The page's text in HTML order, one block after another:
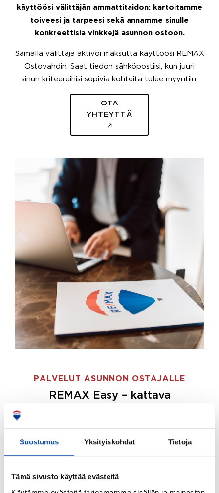
Suostumus Yksityiskohdat Tietoja
Tämä sivusto käyttää evästeitä
käyttöösi välittäjän ammattitaidon: kartoitamme
toiveesi ja tarpeesi sekä annamme sinulle
konkreettisia vinkkejä asunnon ostoon.
Samalla välittäjä aktivoi maksutta käyttöösi REMAX
Ostovahdin. Saat tiedon sähköpostiisi, kun juuri
sinun kriteereihisi sopivia kohteita tulee myyntiin.
OTA
YHTEYTTÄ
PALVELUT ASUNNON OSTAJALLE
REMAX Easy – kattava
ostajille.
Tee ostotoimeksianto ja etsimme juuri